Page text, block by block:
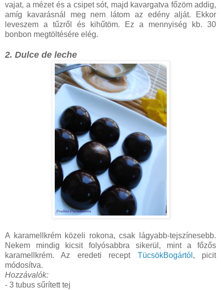
vajat, a mézet és a csipet sót, majd kavargatva főzöm addig,
amíg kavarásnál meg nem látom az edény alját. Ekkor
leveszem a tűzről és kihűtöm. Ez a mennyiség kb. 30
bonbon megtöltésére elég.
2. Dulce de leche
A karamellkrém közeli rokona, csak lágyabb-tejszínesebb.
Nekem mindig kicsit folyósabbra sikerül, mint a főzős
karamellkrém. Az eredeti recept TücsökBogártól , picit
módosítva.
Hozzávalók:
- 3 tubus sűrített tej